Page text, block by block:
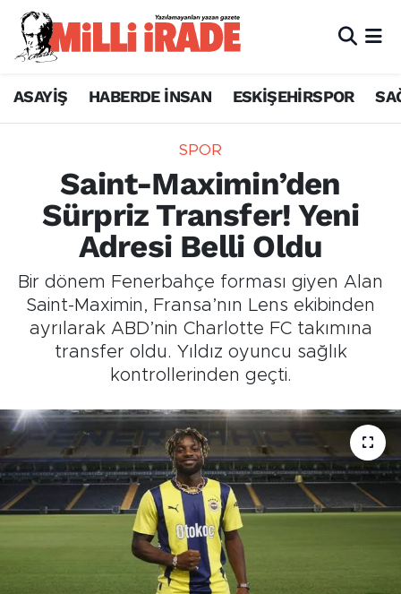
ASAYİŞ HABERDE İNSAN ESKİŞEHİRSPOR
SPOR
Saint-Maximin’den
Sürpriz Transfer! Yeni
Adresi Belli Oldu
Bir dönem Fenerbahçe forması giyen Alan
Saint-Maximin, Fransa’nın Lens ekibinden
ayrılarak ABD’nin Charlotte FC takımına
transfer oldu. Yıldız oyuncu sağlık
kontrollerinden geçti.